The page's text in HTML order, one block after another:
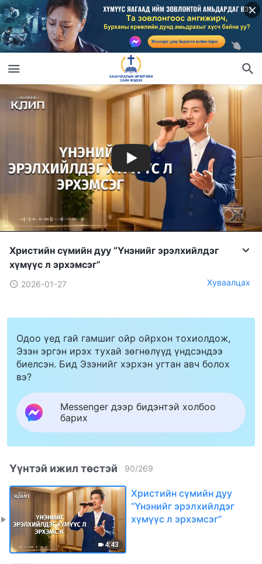
Христийн сүмийн дуу “Үнэнийг эрэлхийлдэг
хүмүүс л эрхэмсэг”
2026-01-27 Хуваалцах
Одоо үед гай гамшиг ойр ойрхон тохиолдож,
Эзэн эргэн ирэх тухай зөгнөлүүд үндсэндээ
биелсэн. Бид Эзэнийг хэрхэн угтан авч болох
вэ?
Messenger дээр бидэнтэй холбоо
барих
Үүнтэй ижил төстэй 90/269
4:43
Христийн сүмийн дуу
“Үнэнийг эрэлхийлдэг
хүмүүс л эрхэмсэг”